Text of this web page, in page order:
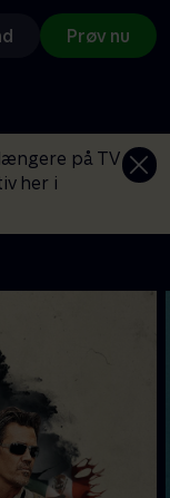
Prøv nu
på TV
her i